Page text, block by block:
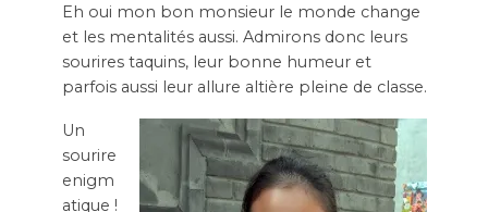
Eh oui mon bon monsieur le monde change
et les mentalités aussi. Admirons donc leurs
sourires taquins, leur bonne humeur et
parfois aussi leur allure altière pleine de classe.
Un
sourire
enigm
atique !